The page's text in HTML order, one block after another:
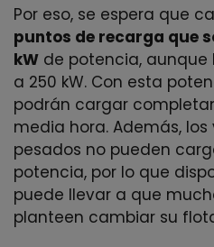
Por eso, se espera que
puntos de recarga que
kW de potencia, aunque
a 250 kW. Con esta
podrán cargar
media hora. Además,
pesados no pueden
potencia, por lo que
puede llevar a que
planteen cambiar su